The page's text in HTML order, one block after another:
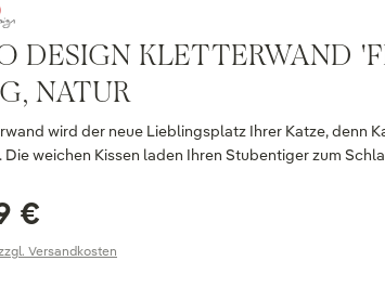
DESIGN KLETTERWAND
NATUR
wird der neue Lieblingsplatz Ihrer Katze, denn
Die weichen Kissen laden Ihren Stubentiger zum
€
Versandkosten